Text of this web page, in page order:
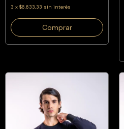
3 x $6.633,33 sin interés
Comprar